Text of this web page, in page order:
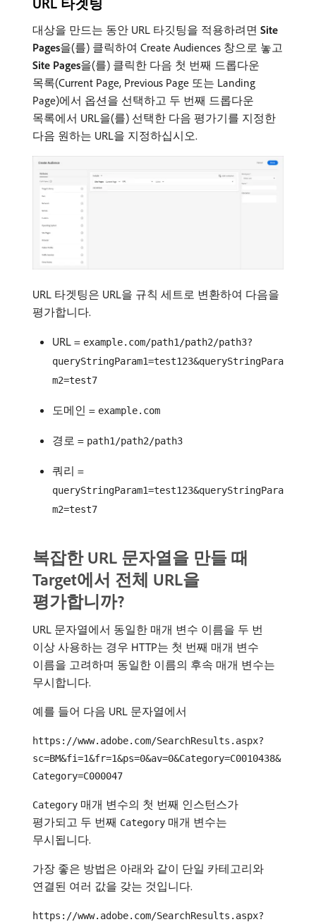
대상을 만드는 동안 URL 타깃팅을 적용하려면 Site
Pages​을(를) 클릭하여 Create Audiences 창으로 놓고
Site Pages​을(를) 클릭한 다음 첫 번째 드롭다운
목록(Current Page, Previous Page 또는 Landing
Page)에서 옵션을 선택하고 두 번째 드롭다운
목록에서 URL을(를) 선택한 다음 평가기를 지정한
다음 원하는 URL을 지정하십시오.
URL 타겟팅은 URL을 규칙 세트로 변환하여 다음을
평가합니다.
URL = example.com/path1/path2/path3?
queryStringParam1=test123&queryStringPara
m2=test7
도메인 = example.com
경로 = path1/path2/path3
쿼리 =
queryStringParam1=test123&queryStringPara
m2=test7
복잡한 URL 문자열을 만들 때
Target에서 전체 URL을
평가합니까?
URL 문자열에서 동일한 매개 변수 이름을 두 번
이상 사용하는 경우 HTTP는 첫 번째 매개 변수
이름을 고려하며 동일한 이름의 후속 매개 변수는
무시합니다.
예를 들어 다음 URL 문자열에서
https://www.adobe.com/SearchResults.aspx?
sc=BM&fi=1&fr=1&ps=0&av=0&Category=C0010438&
Category=C000047
Category 매개 변수의 첫 번째 인스턴스가
평가되고 두 번째 Category 매개 변수는
무시됩니다.
가장 좋은 방법은 아래와 같이 단일 카테고리와
연결된 여러 값을 갖는 것입니다.
https://www.adobe.com/SearchResults.aspx?